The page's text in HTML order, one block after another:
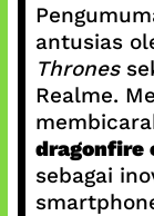
antusias
Thrones
Realme.
dragonfire
sebagai